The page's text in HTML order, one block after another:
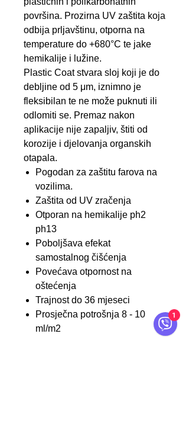
površina. Prozirna UV zaštita koja
odbija prljavštinu, otporna na
temperature do +680°C te jake
hemikalije i lužine.
Plastic Coat stvara sloj koji je do
debljine od 5 μm, iznimno je
fleksibilan te ne može puknuti ili
odlomiti se. Premaz nakon
aplikacije nije zapaljiv, štiti od
korozije i djelovanja organskih
otapala.
Pogodan za zaštitu farova na
vozilima.
Zaštita od UV zračenja
Otporan na hemikalije ph2
ph13
Poboljšava efekat
samostalnog čišćenja
Povećava otpornost na
oštećenja
Trajnost do 36 mjeseci
Prosječna potrošnja 8 - 10
ml/m2
1